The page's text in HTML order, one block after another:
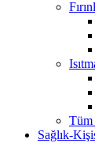
Sağlık-